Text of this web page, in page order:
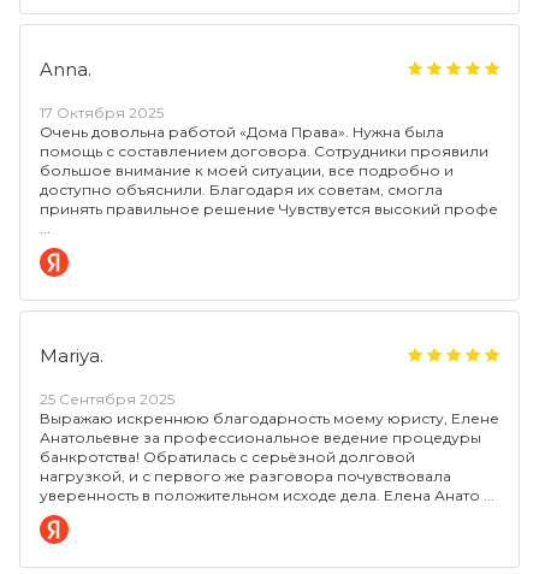
Anna.
17 Октября 2025
Очень довольна работой «Дома Права». Нужна была
помощь с составлением договора. Сотрудники проявили
большое внимание к моей ситуации, все подробно и
доступно объяснили. Благодаря их советам, смогла
принять правильное решение Чувствуется высокий профе
Mariya.
25 Сентября 2025
Выражаю искреннюю благодарность моему юристу, Елене
Анатольевне за профессиональное ведение процедуры
банкротства! Обратилась с серьёзной долговой
нагрузкой, и с первого же разговора почувствовала
уверенность в положительном исходе дела. Елена Анато